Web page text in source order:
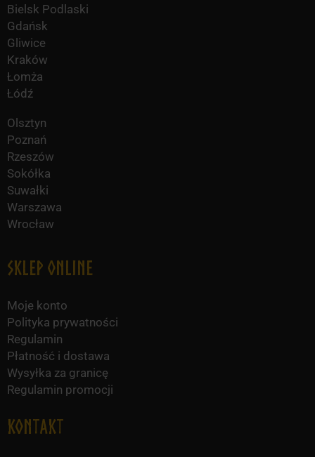
Bielsk Podlaski
Gdańsk
Gliwice
Kraków
Łomża
Łódź
Olsztyn
Poznań
Rzeszów
Sokółka
Suwałki
Warszawa
Wrocław
Sklep online
Moje konto
Polityka prywatności
Regulamin
Płatność i dostawa
Wysyłka za granicę
Regulamin promocji
KONTAKT